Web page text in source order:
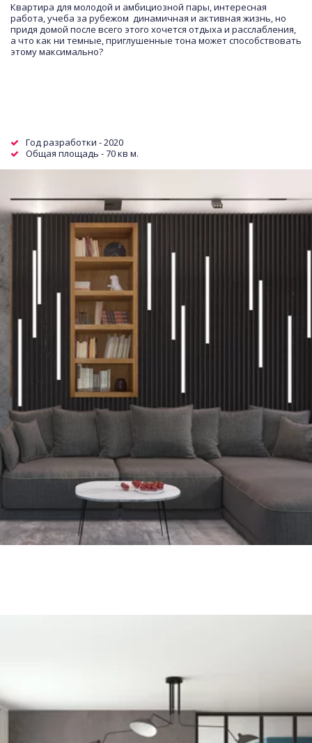
Квартира для молодой и амбициозной пары, интересная
работа, учеба за рубежом  динамичная и активная жизнь, но
придя домой после всего этого хочется отдыха и расслабления,
а что как ни темные, приглушенные тона может способствовать
этому максимально?
Год разработки - 2020
Общая площадь - 70 кв м.